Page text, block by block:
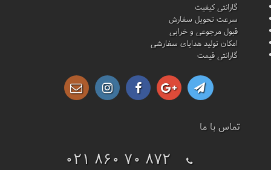
گارانتی کیفیت
سرعت تحویل سفارش
قبول مرجوعی و خرابی
امکان تولید هدایای سفارشی
گارانتی قیمت
تماس با ما
021 860 70 872